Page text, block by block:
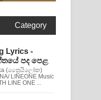
Category
Lyrics -
පද පෙළ
(ත්‍රෛයිලෝක)
LINEONE Music
LINE ONE ...